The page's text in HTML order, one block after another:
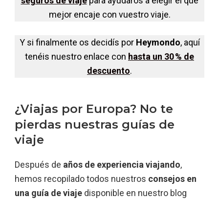
mejor encaje con vuestro viaje.
Y si finalmente os decidís por Heymondo, aquí
tenéis nuestro enlace con hasta un 30 % de
descuento.
¿Viajas por Europa? No te
pierdas nuestras guías de
viaje
Después de años de experiencia viajando,
hemos recopilado todos nuestros consejos en
una guía de viaje disponible en nuestro blog